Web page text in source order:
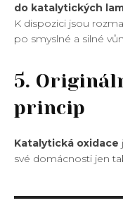
do katalytických
K dispozici jsou
po smyslné a silné
5.
princip
Katalytická oxidace
své domácnosti jen